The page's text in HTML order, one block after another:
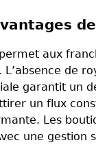
aux
de
garantit un
un flux
Les
une gestion